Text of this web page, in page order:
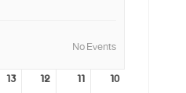
No Events
10
11
12
13